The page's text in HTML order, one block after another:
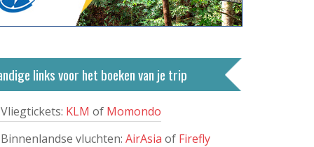
links voor het boeken van je trip
Vliegtickets: KLM of Momondo
Binnenlandse vluchten: AirAsia of Firefly